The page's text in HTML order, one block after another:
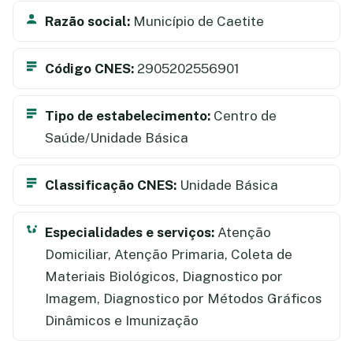
Razão social: Município de Caetite
Código CNES: 2905202556901
Tipo de estabelecimento: Centro de
Saúde/Unidade Básica
Classificação CNES: Unidade Básica
Especialidades e serviços: Atenção
Domiciliar, Atenção Primaria, Coleta de
Materiais Biológicos, Diagnostico por
Imagem, Diagnostico por Métodos Gráficos
Dinâmicos e Imunização